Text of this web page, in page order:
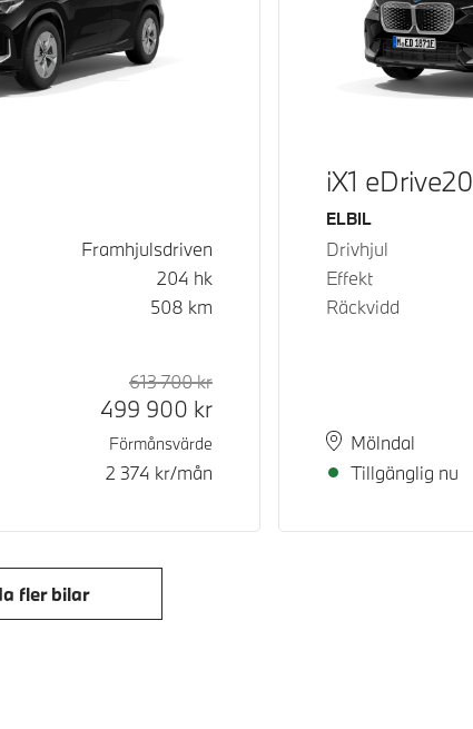
Framhjulsdriven
204 hk
508 km
Rek. ord pris
613 700krKontantpris
499 900 kr
Förmånsvärde
2 374 kr/mån
iX1 eDrive20
Bränsle
ELBIL
Drivhjul
Effekt
Räckvidd
PlatsMölndal
Leveranstid
Tillgänglig nu
fler bilar